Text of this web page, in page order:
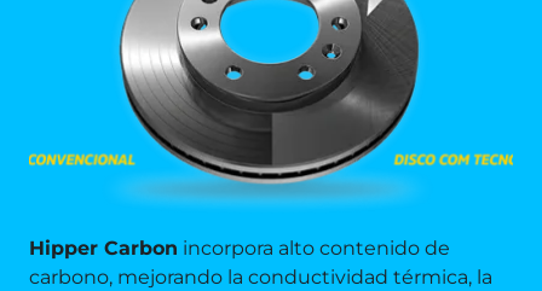
Hipper Carbon incorpora alto contenido de
carbono, mejorando la conductividad térmica, la